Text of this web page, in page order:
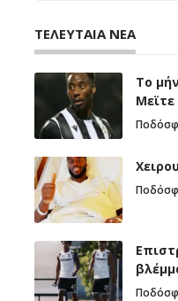
ΤΕΛΕΥΤΑΙΑ ΝΕΑ
Το